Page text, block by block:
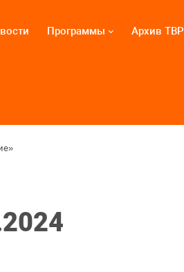
Программы Архив ТВР